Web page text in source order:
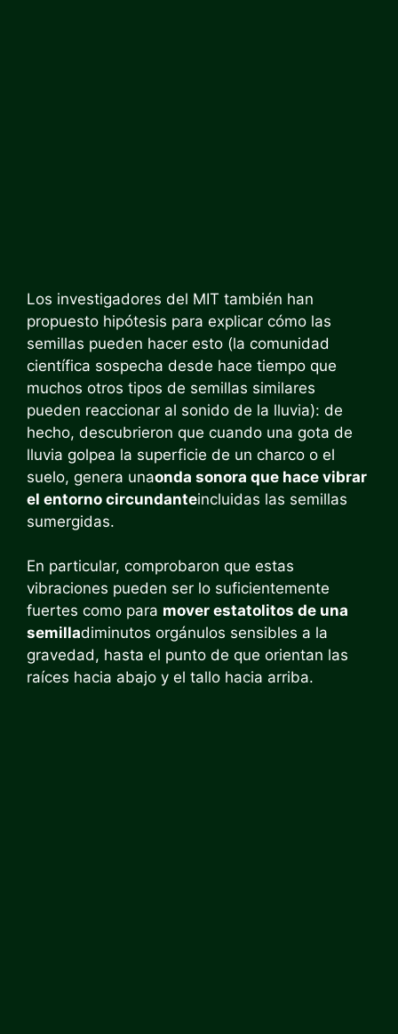
Los investigadores del MIT también han
propuesto hipótesis para explicar cómo las
semillas pueden hacer esto (la comunidad
científica sospecha desde hace tiempo que
muchos otros tipos de semillas similares
pueden reaccionar al sonido de la lluvia): de
hecho, descubrieron que cuando una gota de
lluvia golpea la superficie de un charco o el
suelo, genera unaonda sonora que hace vibrar
el entorno circundanteincluidas las semillas
sumergidas.
En particular, comprobaron que estas
vibraciones pueden ser lo suficientemente
fuertes como para mover estatolitos de una
semilladiminutos orgánulos sensibles a la
gravedad, hasta el punto de que orientan las
raíces hacia abajo y el tallo hacia arriba.